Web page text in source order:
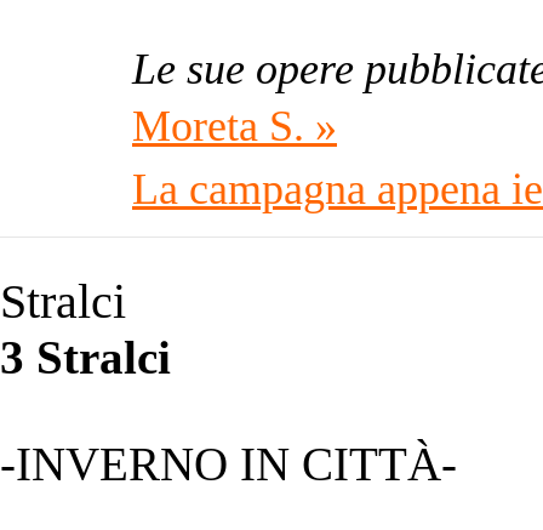
Le sue opere
Moreta S. »
La campagna appena
Stralci
3 Stralci
-INVERNO IN CITTÀ-